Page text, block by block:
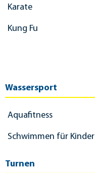
Karate
Kung Fu
Wassersport
Aquafitness
Schwimmen für Kinder
Turnen